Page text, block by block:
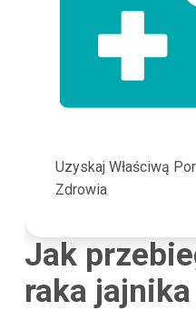
Uzyskaj Właściwą
Zdrowia
Jak
raka